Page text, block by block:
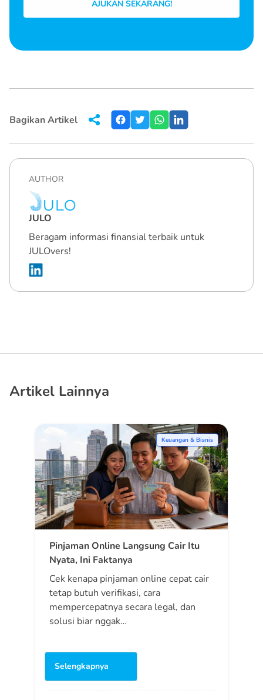
AJUKAN SEKARANG!
Bagikan Artikel
AUTHOR
JULO
Beragam informasi finansial terbaik untuk
JULOvers!
Artikel Lainnya
Keuangan & Bisnis
Pinjaman Online Langsung Cair Itu
Nyata, Ini Faktanya
Cek kenapa pinjaman online cepat cair
tetap butuh verifikasi, cara
mempercepatnya secara legal, dan
solusi biar nggak…
Selengkapnya